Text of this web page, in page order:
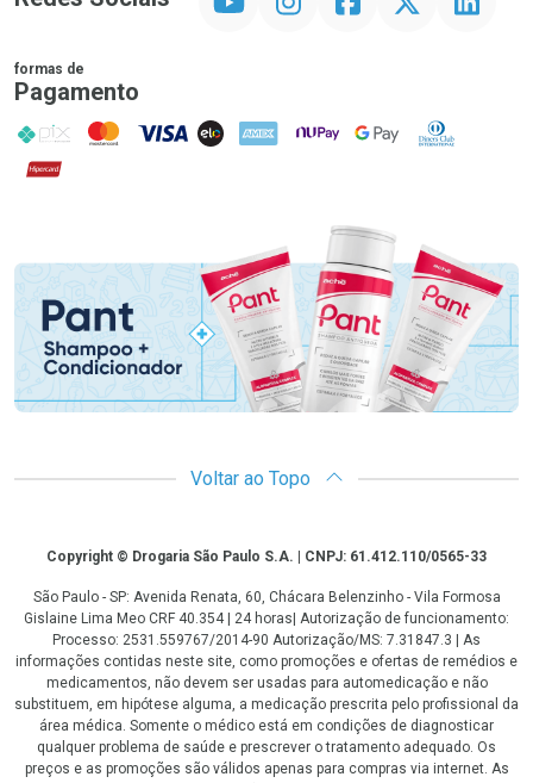
formas de
Pagamento
PIX MasterCard
VISA ELO AMEX NuPay Google PayDiners Club
Hipercard
Promoção em Destaque
Voltar ao Topo
CopyrightCopyright © Drogaria São Paulo S.A. | CNPJ: 61.412.110/0565-33
São Paulo - SP: Avenida Renata, 60, Chácara Belenzinho - Vila Formosa
Gislaine Lima Meo CRF 40.354 | 24 horas| Autorização de funcionamento:
Processo: 2531.559767/2014-90 Autorização/MS: 7.31847.3 | As
informações contidas neste site, como promoções e ofertas de remédios e
medicamentos, não devem ser usadas para automedicação e não
substituem, em hipótese alguma, a medicação prescrita pelo profissional da
área médica. Somente o médico está em condições de diagnosticar
qualquer problema de saúde e prescrever o tratamento adequado. Os
preços e as promoções são válidos apenas para compras via internet. As